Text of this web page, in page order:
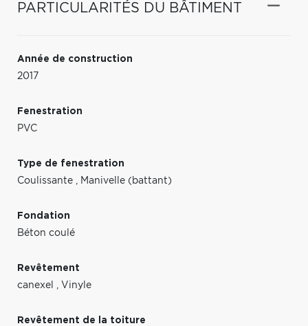
PARTICULARITÉS DU BÂTIMENT
Année de construction
2017
Fenestration
PVC
Type de fenestration
Coulissante , Manivelle (battant)
Fondation
Béton coulé
Revêtement
canexel , Vinyle
Revêtement de la toiture